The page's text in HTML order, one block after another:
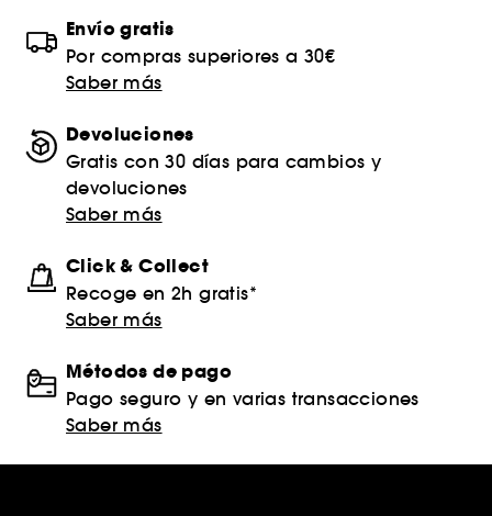
Envío gratis
Por compras superiores a 30€
Saber más
Devoluciones
Gratis con 30 días para cambios y
devoluciones
Saber más
Click & Collect
Recoge en 2h gratis*
Saber más
Métodos de pago
Pago seguro y en varias transacciones
Saber más